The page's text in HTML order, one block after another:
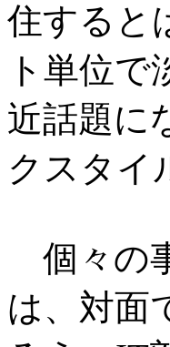
住すると
ト単位
近話題に
クスタイ
個々の
は、対面